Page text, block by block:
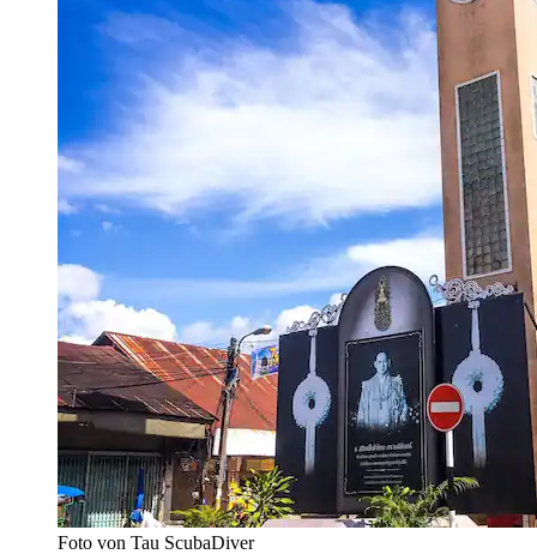
Foto von Tau ScubaDiver